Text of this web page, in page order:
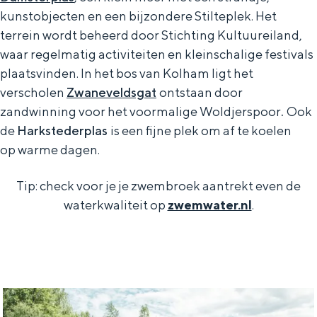
s
r
kunstobjecten en een bijzondere Stilteplek. Het
terrein wordt beheerd door Stichting Kultuureiland,
waar regelmatig activiteiten en kleinschalige festivals
plaatsvinden. In het bos van Kolham ligt het
verscholen Zwaneveldsgat ontstaan door
zandwinning voor het voormalige Woldjerspoor. Ook
de Harkstederplas is een fijne plek om af te koelen
op warme dagen.
Tip: check voor je je zwembroek aantrekt even de
waterkwaliteit op zwemwater.nl.